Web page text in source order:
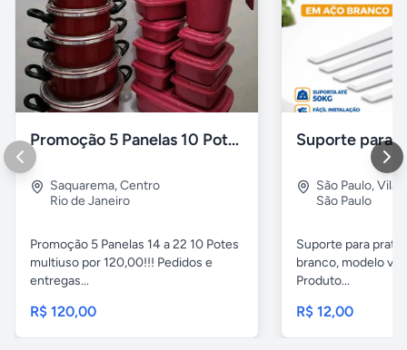
Promoção 5 Panelas 10 Potes Multiuso
Saquarema,Centro
Rio de Janeiro
Promoção 5 Panelas 14 a 22 10 Potes
multiuso por 120,00!!! Pedidos e
entregas...
R$ 120,00
São Paulo,Vila
São Paulo
Suporte para
branco, modelo
Produto...
R$ 12,00